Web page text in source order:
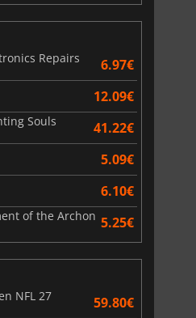
Repairs
6.97€
12.09€
Souls 41.22€
5.09€
6.10€
of the Archon 5.25€
NFL 27
59.80€